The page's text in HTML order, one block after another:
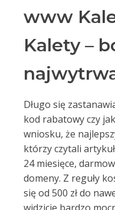
www
Kalety –
Długo się
kod rabatowy czy
wniosku, że
którzy czytali
24 miesięce,
domeny. Z reguły
się od 500 zł do